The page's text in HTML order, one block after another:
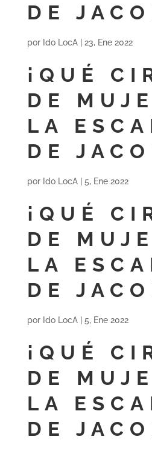
DE
por Ido LocA| 23, Ene 2022
¡QUÉ
DE
LA
DE
por Ido LocA| 5, Ene 2022
¡QUÉ
DE
LA
DE
por Ido LocA| 5, Ene 2022
¡QUÉ
DE
LA
DE